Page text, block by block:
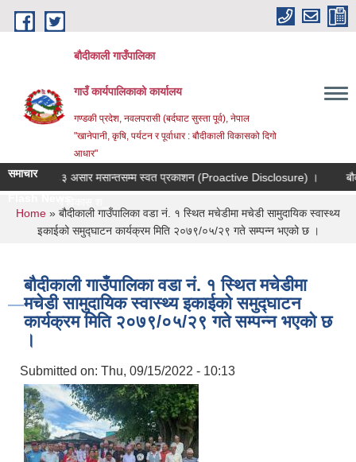
Skip to main content
बौदीकाली गाउँपालिका
गाउँ कार्यपालिकाको कार्यालय
गण्डकी प्रदेश, नवलपरासी (बर्दघाट सुस्ता पूर्व), नेपाल
"खानेपानी, कृषि, पर्यटन र पूर्वाधार : बौदीकाली विकासको दिगो
आधार"
समाचार
२०८३ असार मसान्तसम्म स्वत प्रकाशन (Proactive Disclosure) ।
You are here
Home » बौदीकाली गाउँपालिका वडा नं. १ स्थित मचेडीमा मचेडी सामुदायिक स्वास्थ्य
इकाईको समुद्घाटन कार्यक्रम मिति २०७९/०५/२९ गते सम्पन्न भएको छ ।
बौदीकाली गाउँपालिका वडा नं. १ स्थित मचेडीमा
मचेडी सामुदायिक स्वास्थ्य इकाईको समुद्घाटन
कार्यक्रम मिति २०७९/०५/२९ गते सम्पन्न भएको छ
।
Submitted on: Thu, 09/15/2022 - 10:13